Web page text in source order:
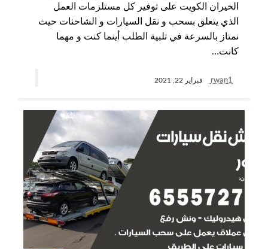
الخيران الكويت على توفير كل مستلزمات العمل
الذي يتعلق بسحب و نقل السيارات و الشاحنات حيث
نمتاز بالسرعة في تلبية الطلب أينما كنت و مهما
كانت…
rwan1 فبراير 22, 2021